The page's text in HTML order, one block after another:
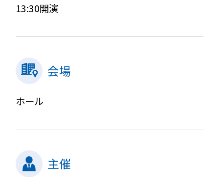
13:30開演
会場
ホール
主催